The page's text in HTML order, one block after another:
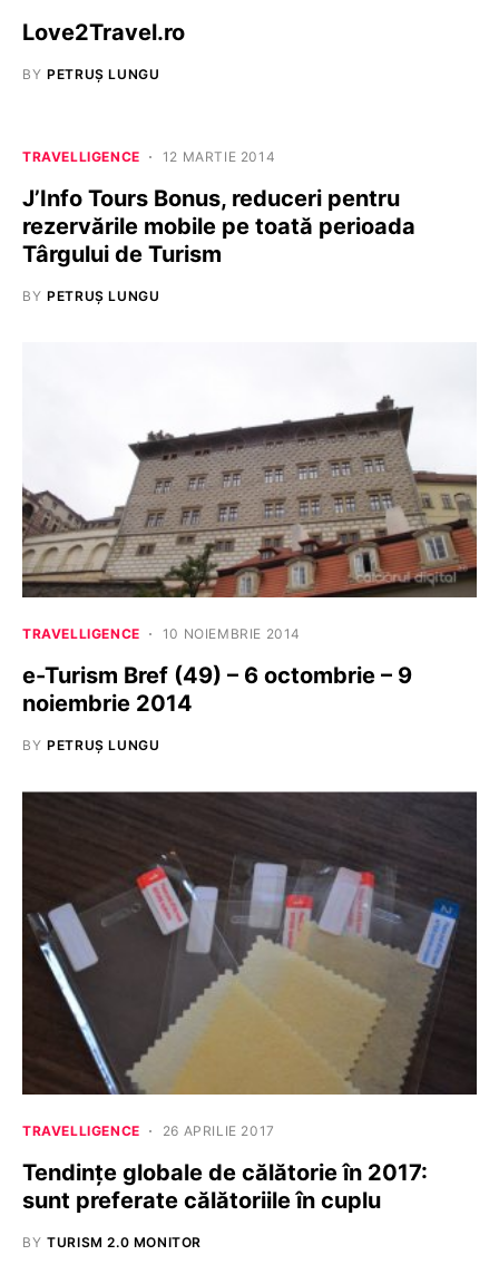
Love2Travel.ro
BY PETRUȘ LUNGU
TRAVELLIGENCE 12 MARTIE 2014
J’Info Tours Bonus, reduceri pentru
rezervările mobile pe toată perioada
Târgului de Turism
BY PETRUȘ LUNGU
TRAVELLIGENCE 10 NOIEMBRIE 2014
e-Turism Bref (49) – 6 octombrie – 9
noiembrie 2014
BY PETRUȘ LUNGU
TRAVELLIGENCE 26 APRILIE 2017
Tendințe globale de călătorie în 2017:
sunt preferate călătoriile în cuplu
BY TURISM 2.0 MONITOR